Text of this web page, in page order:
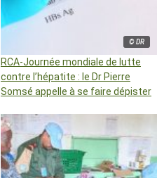
© DR
RCA-Journée mondiale de lutte
contre l’hépatite : le Dr Pierre
Somsé appelle à se faire dépister